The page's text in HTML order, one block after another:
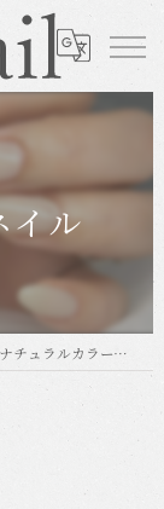
イル
ナチュラルカラーネイル